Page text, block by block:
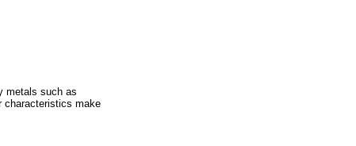
metals such as
characteristics make